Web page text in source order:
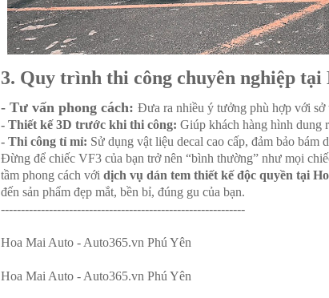
3. Quy trình thi công chuyên nghiệp
- Tư vấn phong cách: Đưa ra nhiều ý tưởng phù hợp với sở
- Thiết kế 3D trước khi thi công: Giúp khách hàng hình dung
- Thi công tỉ mỉ: Sử dụng vật liệu decal cao cấp, đảm bảo bám
Đừng để chiếc VF3 của bạn trở nên “bình thường” như mọi
tầm phong cách với dịch vụ dán tem thiết kế độc quyền tại
đến sản phẩm đẹp mắt, bền bỉ, đúng gu của bạn.
-------------------------------------------------------------
Hoa Mai Auto - Auto365.vn Phú Yên
Hoa Mai Auto - Auto365.vn Phú Yên